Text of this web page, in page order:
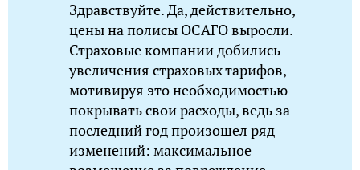
Здравствуйте. Да, действительно,
цены на полисы ОСАГО выросли.
Страховые компании добились
увеличения страховых тарифов,
мотивируя это необходимостью
покрывать свои расходы, ведь за
последний год произошел ряд
изменений: максимальное